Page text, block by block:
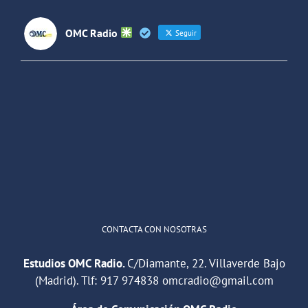
OMC Radio Seguir
CONTACTA CON NOSOTRAS
Estudios OMC Radio.C/Diamante, 22. Villaverde Bajo
(Madrid). Tlf: 917 974838 omcradio@gmail.com